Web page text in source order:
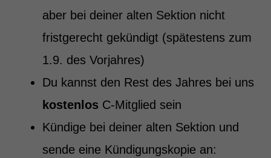
aber bei deiner alten Sektion nicht
fristgerecht gekündigt (spätestens zum
1.9. des Vorjahres)
Du kannst den Rest des Jahres bei uns
kostenlos C-Mitglied sein
Kündige bei deiner alten Sektion und
sende eine Kündigungskopie an: